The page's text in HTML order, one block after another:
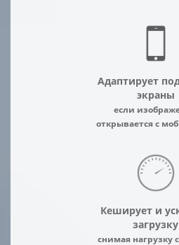
Адаптирует
экраны
если
открывается с
Кеширует и
загрузку
снимая нагрузку